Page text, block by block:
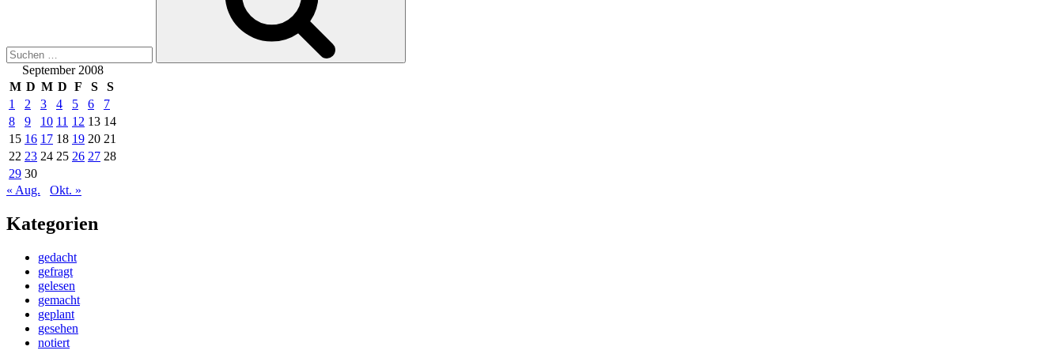
September 2008
M D M D F S
S
1
2 3 4 5 6
7
8
9 10 11 12 13 14
15 16 17 18 19 20 21
22 23 24 25 26 27 28
29 30
« Aug.
Okt. »
Kategorien
gedacht
gefragt
gelesen
gemacht
geplant
gesehen
notiert